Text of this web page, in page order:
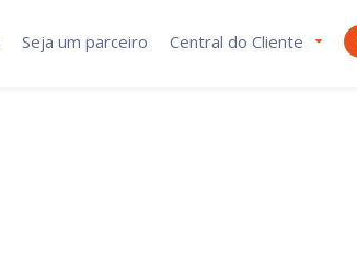
Seja um parceiro Central do Cliente